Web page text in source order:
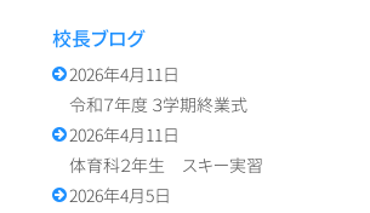
校長ブログ
2026年4月11日
令和７年度 ３学期終業式
2026年4月11日
体育科２年生 スキー実習
2026年4月5日